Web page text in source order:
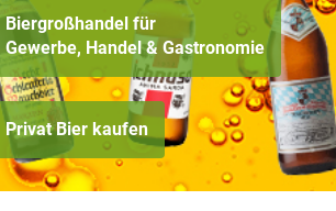
Biergroßhandel für
Gewerbe, Handel & Gastronomie
Privat Bier kaufen